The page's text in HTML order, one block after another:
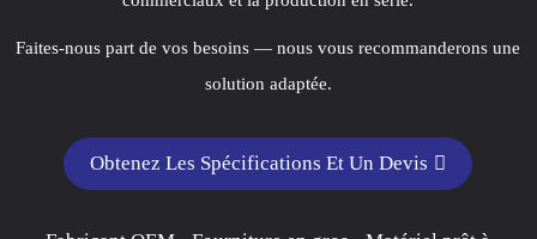
Faites-nous part de vos besoins — nous vous recommanderons une
solution adaptée.
Obtenez Les Spécifications Et Un Devis